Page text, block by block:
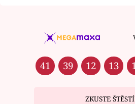
41 39 12 13
ZKUSTE ŠTĚSTÍ